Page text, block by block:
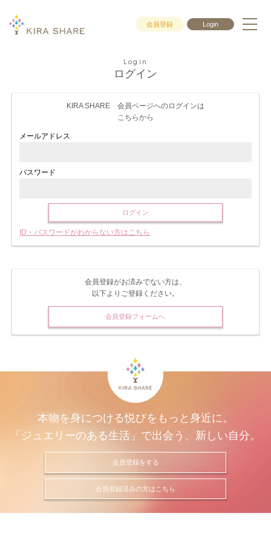
会員登録 Login
Login
ログイン
KIRA SHARE 会員ページへのログインは
こちらから
メールアドレス
パスワード
ログイン
ID・パスワードがわからない方はこちら
会員登録がお済みでない方は、
以下よりご登録ください。
会員登録フォームへ
本物を身につける悦びをもっと身近に。
「ジュエリーのある生活」で出会う、新しい自分。
会員登録をする
会員登録済みの方はこちら